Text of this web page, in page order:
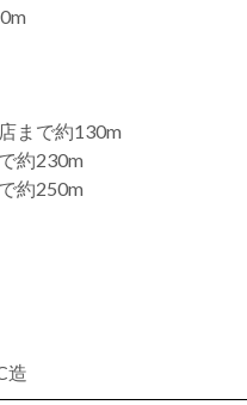
まで約130m
約230m
約250m
造